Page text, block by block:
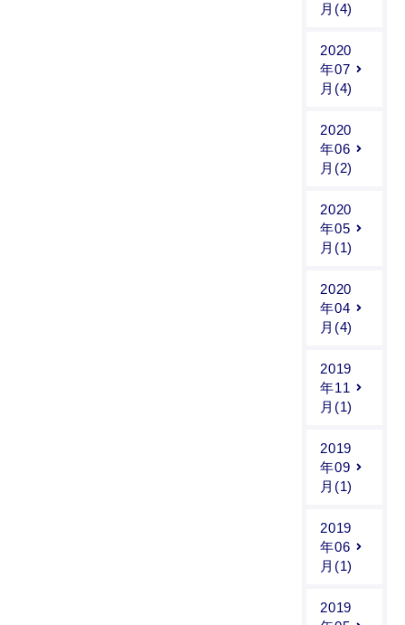
月(4)
2020
年07
月(4)
2020
年06
月(2)
2020
年05
月(1)
2020
年04
月(4)
2019
年11
月(1)
2019
年09
月(1)
2019
年06
月(1)
2019